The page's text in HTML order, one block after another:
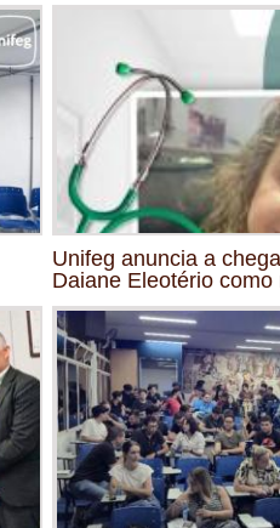
Unifeg anuncia a
Daiane Eleotério como